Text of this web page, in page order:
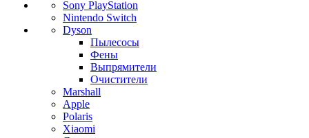
Sony PlayStation
Nintendo Switch
Dyson
Пылесосы
Фены
Выпрямители
Очистители
Marshall
Apple
Polaris
Xiaomi